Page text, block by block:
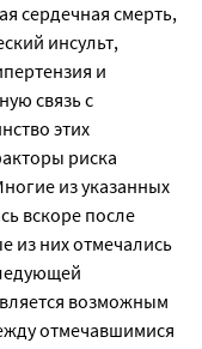
сердечная смерть,
инсульт,
и
связь с
этих
риска
из указанных
вскоре после
из них отмечались
возможным
отмечавшимися